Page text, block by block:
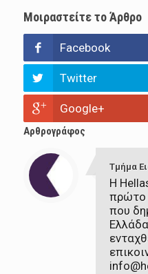
Μοιραστείτε το Άρθρο
Facebook
Twitter
Google+
Αρθρογράφος
Τμήμα
Η
πρώτο
που